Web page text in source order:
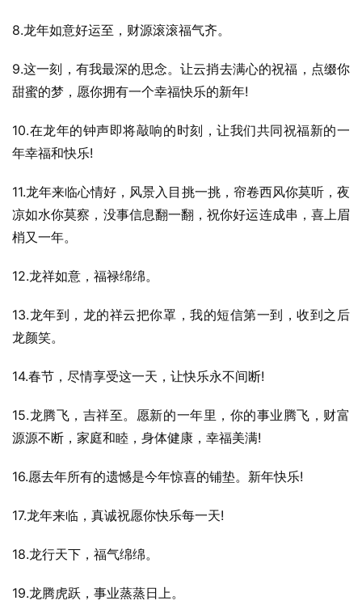
8.龙年如意好运至，财源滚滚福气齐。
9.这一刻，有我最深的思念。让云捎去满心的祝福，点缀你
甜蜜的梦，愿你拥有一个幸福快乐的新年!
10.在龙年的钟声即将敲响的时刻，让我们共同祝福新的一
年幸福和快乐!
11.龙年来临心情好，风景入目挑一挑，帘卷西风你莫听，夜
凉如水你莫察，没事信息翻一翻，祝你好运连成串，喜上眉
梢又一年。
12.龙祥如意，福禄绵绵。
13.龙年到，龙的祥云把你罩，我的短信第一到，收到之后
龙颜笑。
14.春节，尽情享受这一天，让快乐永不间断!
15.龙腾飞，吉祥至。愿新的一年里，你的事业腾飞，财富
源源不断，家庭和睦，身体健康，幸福美满!
16.愿去年所有的遗憾是今年惊喜的铺垫。新年快乐!
17.龙年来临，真诚祝愿你快乐每一天!
18.龙行天下，福气绵绵。
19.龙腾虎跃，事业蒸蒸日上。